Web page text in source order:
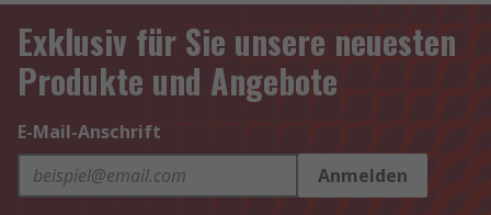
Exklusiv für Sie unsere neuesten
Produkte und Angebote
E-Mail-Anschrift
Anmelden